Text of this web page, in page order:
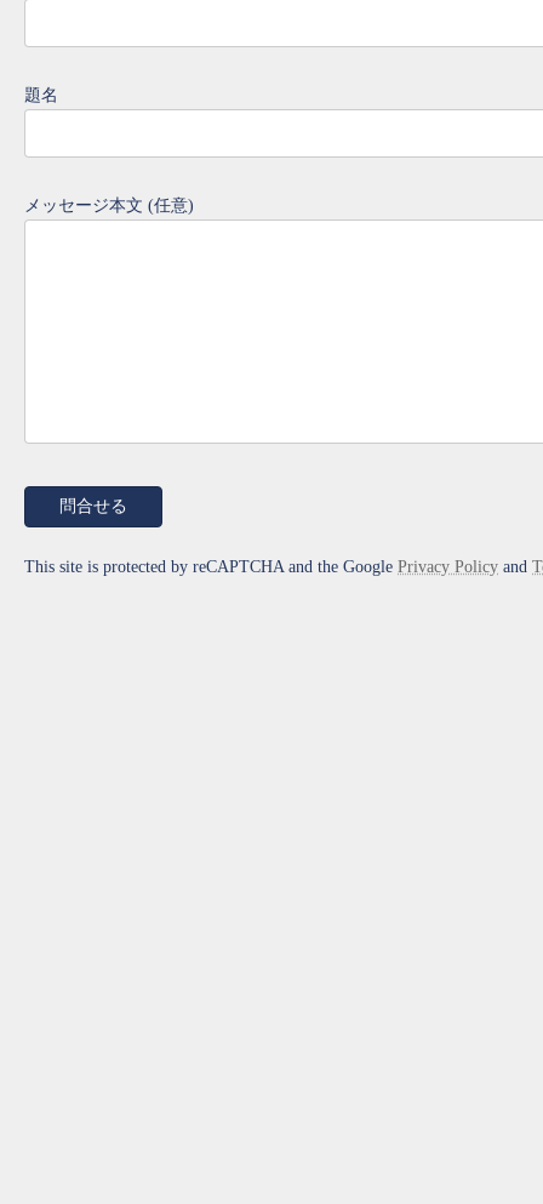
題名
メッセージ本文 (任意)
This site is protected by reCAPTCHA and the Google Privacy Policy and